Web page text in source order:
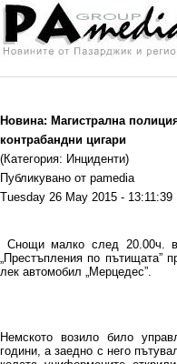
Новина: Магистрална
контрабандни цигари
(Категория: Инциденти)
Публикувано от pamedia
Tuesday 26 May 2015 - 13:11:39
Снощи малко след 20.00ч.
„Престъпления по пътищата”
лек автомобил „Мерцедес”.
Немското возило било
години, а заедно с него